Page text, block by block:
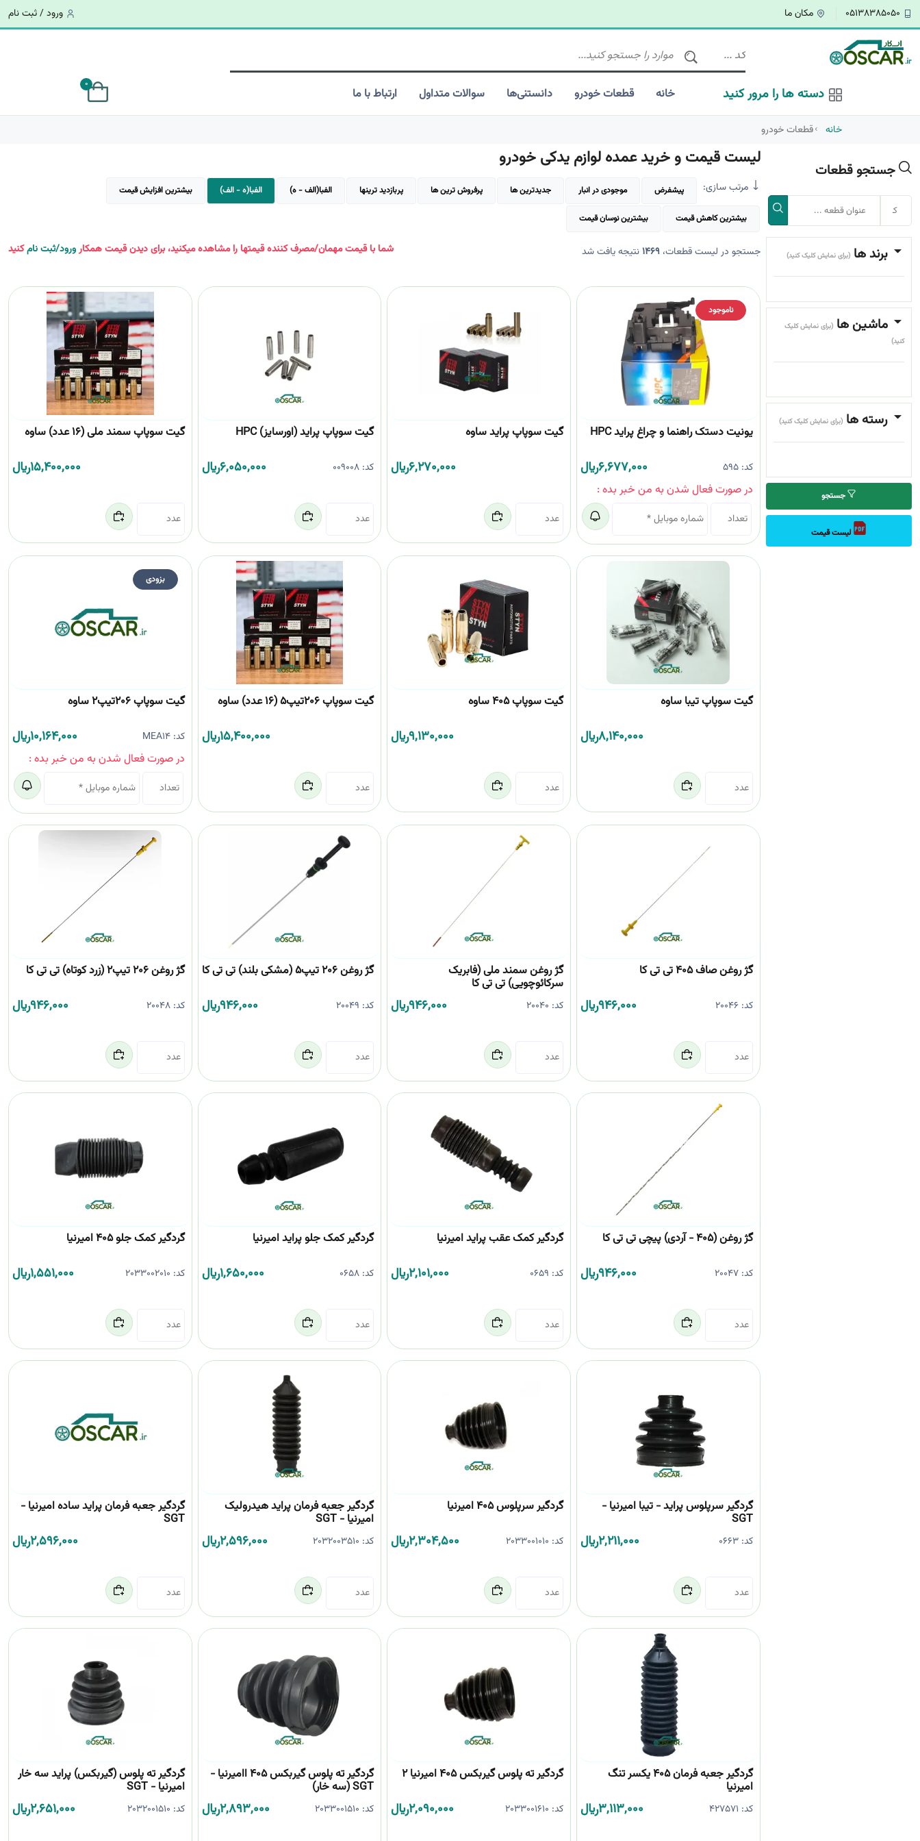
05138385050 مکان ما ورود / ثبت نام
دسته ها را مرور کنید خانه قطعات خودرو دانستنی‌ها سوالات متداول ارتباط با ما
0
خانه قطعات خودرو
جستجو قطعات
برند ها (برای نمایش کلیک کنید)
ماشین ها (برای نمایش کلیک
کنید)
رسته ها (برای نمایش کلیک کنید)
جستجو
لیست قیمت
لیست قیمت و خرید عمده لوازم یدکی خودرو
مرتب سازی: پیشفرض موجودی در انبار جدیدترین ها پرفروش ترین ها پربازدید ترینها الفبا(الف - ه) الفبا(ه - الف) بیشترین افزایش قیمت
بیشترین کاهش قیمت بیشترین نوسان قیمت
جستجو در لیست قطعات،1469نتیجه یافت شد شما با قیمت مهمان/مصرف کننده قیمتها را مشاهده میکنید، برای دیدن قیمت همکارورود/ثبت نامکنید
ناموجود
یونیت دستک راهنما و چراغ پراید HPC
کد:595
6,677,000﷼
در صورت فعال شدن به من خبر بده :
گیت سوپاپ پراید ساوه
6,270,000﷼
گیت سوپاپ پراید (اورسایز) HPC
کد: 009008
6,050,000﷼
گیت سوپاپ سمند ملی (16 عدد) ساوه
15,400,000﷼
گیت سوپاپ تیبا ساوه
8,140,000﷼
گیت سوپاپ 405 ساوه
9,130,000﷼
گیت سوپاپ 206تیپ5 (16 عدد) ساوه
15,400,000﷼
بزودی
گیت سوپاپ 206تیپ2 ساوه
کد:MEA14
10,164,000﷼
در صورت فعال شدن به من خبر بده :
گژ روغن صاف 405 تی تی کا
کد: 20046
946,000﷼
گژ روغن سمند ملی (فابریک
سرکائوچویی) تی تی کا
کد: 20040
946,000﷼
گژ روغن 206 تیپ5 (مشکی بلند) تی تی کا
کد: 20049
946,000﷼
گژ روغن 206 تیپ2 (زرد کوتاه) تی تی کا
کد:20048
946,000﷼
گژ روغن (405 - آردی) پیچی تی تی کا
کد:20047
946,000﷼
گردگیر کمک عقب پراید امیرنیا
کد: 0659
2,101,000﷼
گردگیر کمک جلو پراید امیرنیا
کد: 0658
1,650,000﷼
گردگیر کمک جلو 405 امیرنیا
کد: 2033002010
1,551,000﷼
گردگیر سرپلوس پراید - تیبا امیرنیا -
SGT
کد:0663
2,211,000﷼
گردگیر سرپلوس 405 امیرنیا
کد: 2033001010
2,304,500﷼
گردگیر جعبه فرمان پراید هیدرولیک
امیرنیا - SGT
کد: 2032003510
2,596,000﷼
گردگیر جعبه فرمان پراید ساده امیرنیا -
SGT
2,596,000﷼
گردگیر جعبه فرمان 405 یکسر تنگ
امیرنیا
کد: 427571
3,113,000﷼
گردگیر ته پلوس گیربکس 405 امیرنیا 2
کد: 2033001610
2,090,000﷼
گردگیر ته پلوس گیربکس 405 اامیرنیا -
SGT (سه خار)
کد: 2033001510
2,893,000﷼
گردگیر ته پلوس (گیربکس) پراید سه خار
امیرنیا - SGT
کد: 2032001510
2,651,000﷼